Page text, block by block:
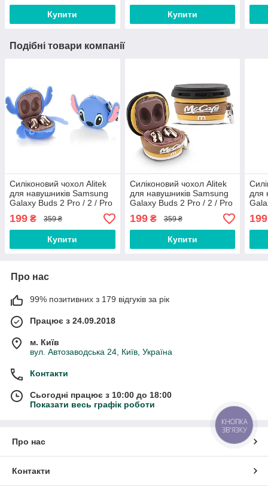
Купити Купити
Подібні товари компанії
Силіконовий чохол Alitek
для навушників Samsung
Galaxy Buds 2 Pro / 2 / Pro
/ Live + карабін Стіч
199 ₴ 359 ₴
Купити
Силіконовий чохол Alitek
для навушників Samsung
Galaxy Buds 2 Pro / 2 / Pro
/ Live + карабін Склянка
кави
199₴ 359 ₴
Купити
для
/
199
Про нас
99% позитивних з 179 відгуків за рік
Працює з 24.09.2018
м. Київ
вул. Автозаводська 24, Київ, Україна
Контакти
Сьогодні працює з 10:00 до 18:00
Показати весь графік роботи
Про нас
Контакти
КНОПКА
ЗВ'ЯЗКУ